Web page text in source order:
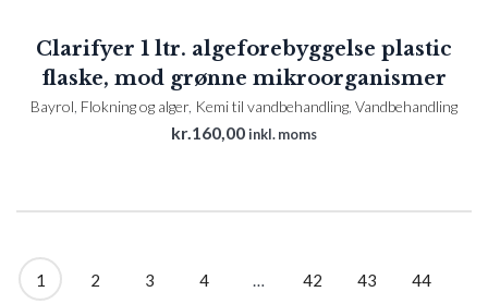
Clarifyer 1 ltr. algeforebyggelse plastic
flaske, mod grønne mikroorganismer
Bayrol Flokning og alger, Kemi til vandbehandling Vandbehandling
kr.160,00inkl. moms
1 2 3 4 … 42 43 44